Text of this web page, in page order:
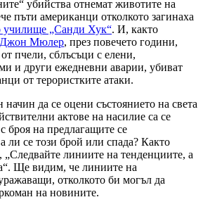
убийства отнемат животите на
пъти американци отколкото загинаха
училище „Санди Хук“. И, както
Джон Мюлер, през повечето години,
пчели, сблъсъци с елени,
и други ежедневни аварии, убиват
от терористките атаки.
да се оцени състоянието на света
актове на насилие са се
броя на предлагащите се
ли се този брой или спада? Както
линиите на тенденциите, а
Ще видим, че линиите на
отколкото би могъл да
на новините.